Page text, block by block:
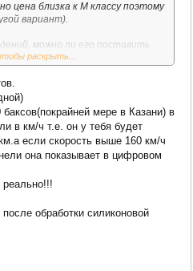
цена близка к M классу поэтому
вариант).
можно ли его поставить
(некоторые утвержадют что
и поменять мили в км.
с милями меняется только
то ещё нужно менять (изходил
при приобретении в США?
(ясно чем меньше) чтобы не
ГРМ...)
15,2 л/100 км ЭТО ПРАВДА?:this:
раскрыть...
мере в Казани) в
в км/ч т.е. он у тебя будет
если скорость выше 160 км/ч
она показывает в цифровом
обработки силиконовой